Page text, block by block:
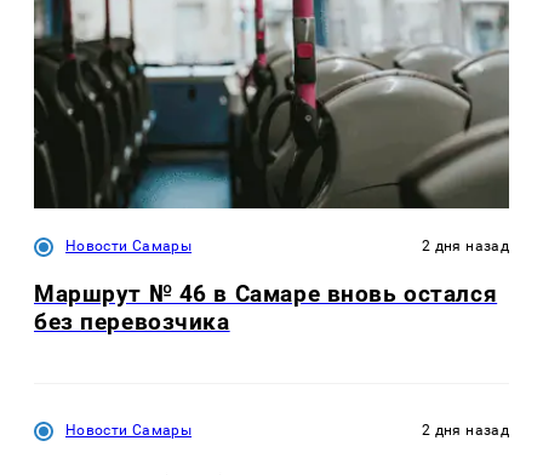
Новости Самары 2 дня назад
Маршрут № 46 в Самаре вновь остался
без перевозчика
Новости Самары 2 дня назад